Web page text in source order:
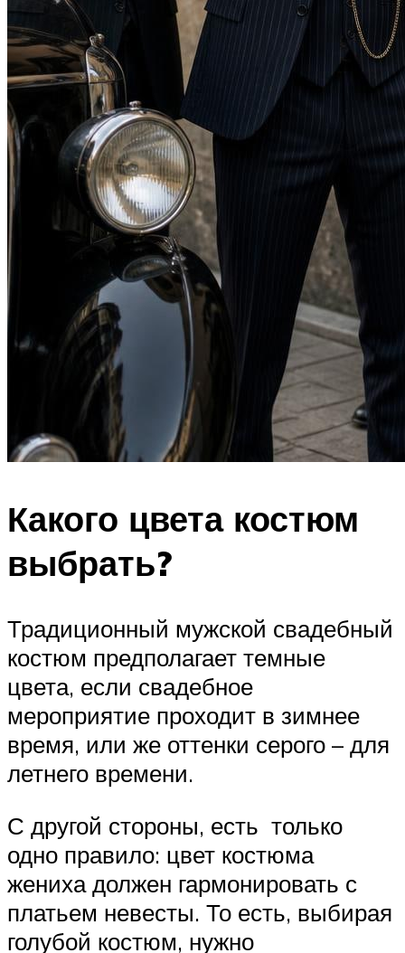
Какого цвета костюм
выбрать?
Традиционный мужской свадебный
костюм предполагает темные
цвета, если свадебное
мероприятие проходит в зимнее
время, или же оттенки серого – для
летнего времени.
С другой стороны, есть только
одно правило: цвет костюма
жениха должен гармонировать с
платьем невесты. То есть, выбирая
голубой костюм, нужно